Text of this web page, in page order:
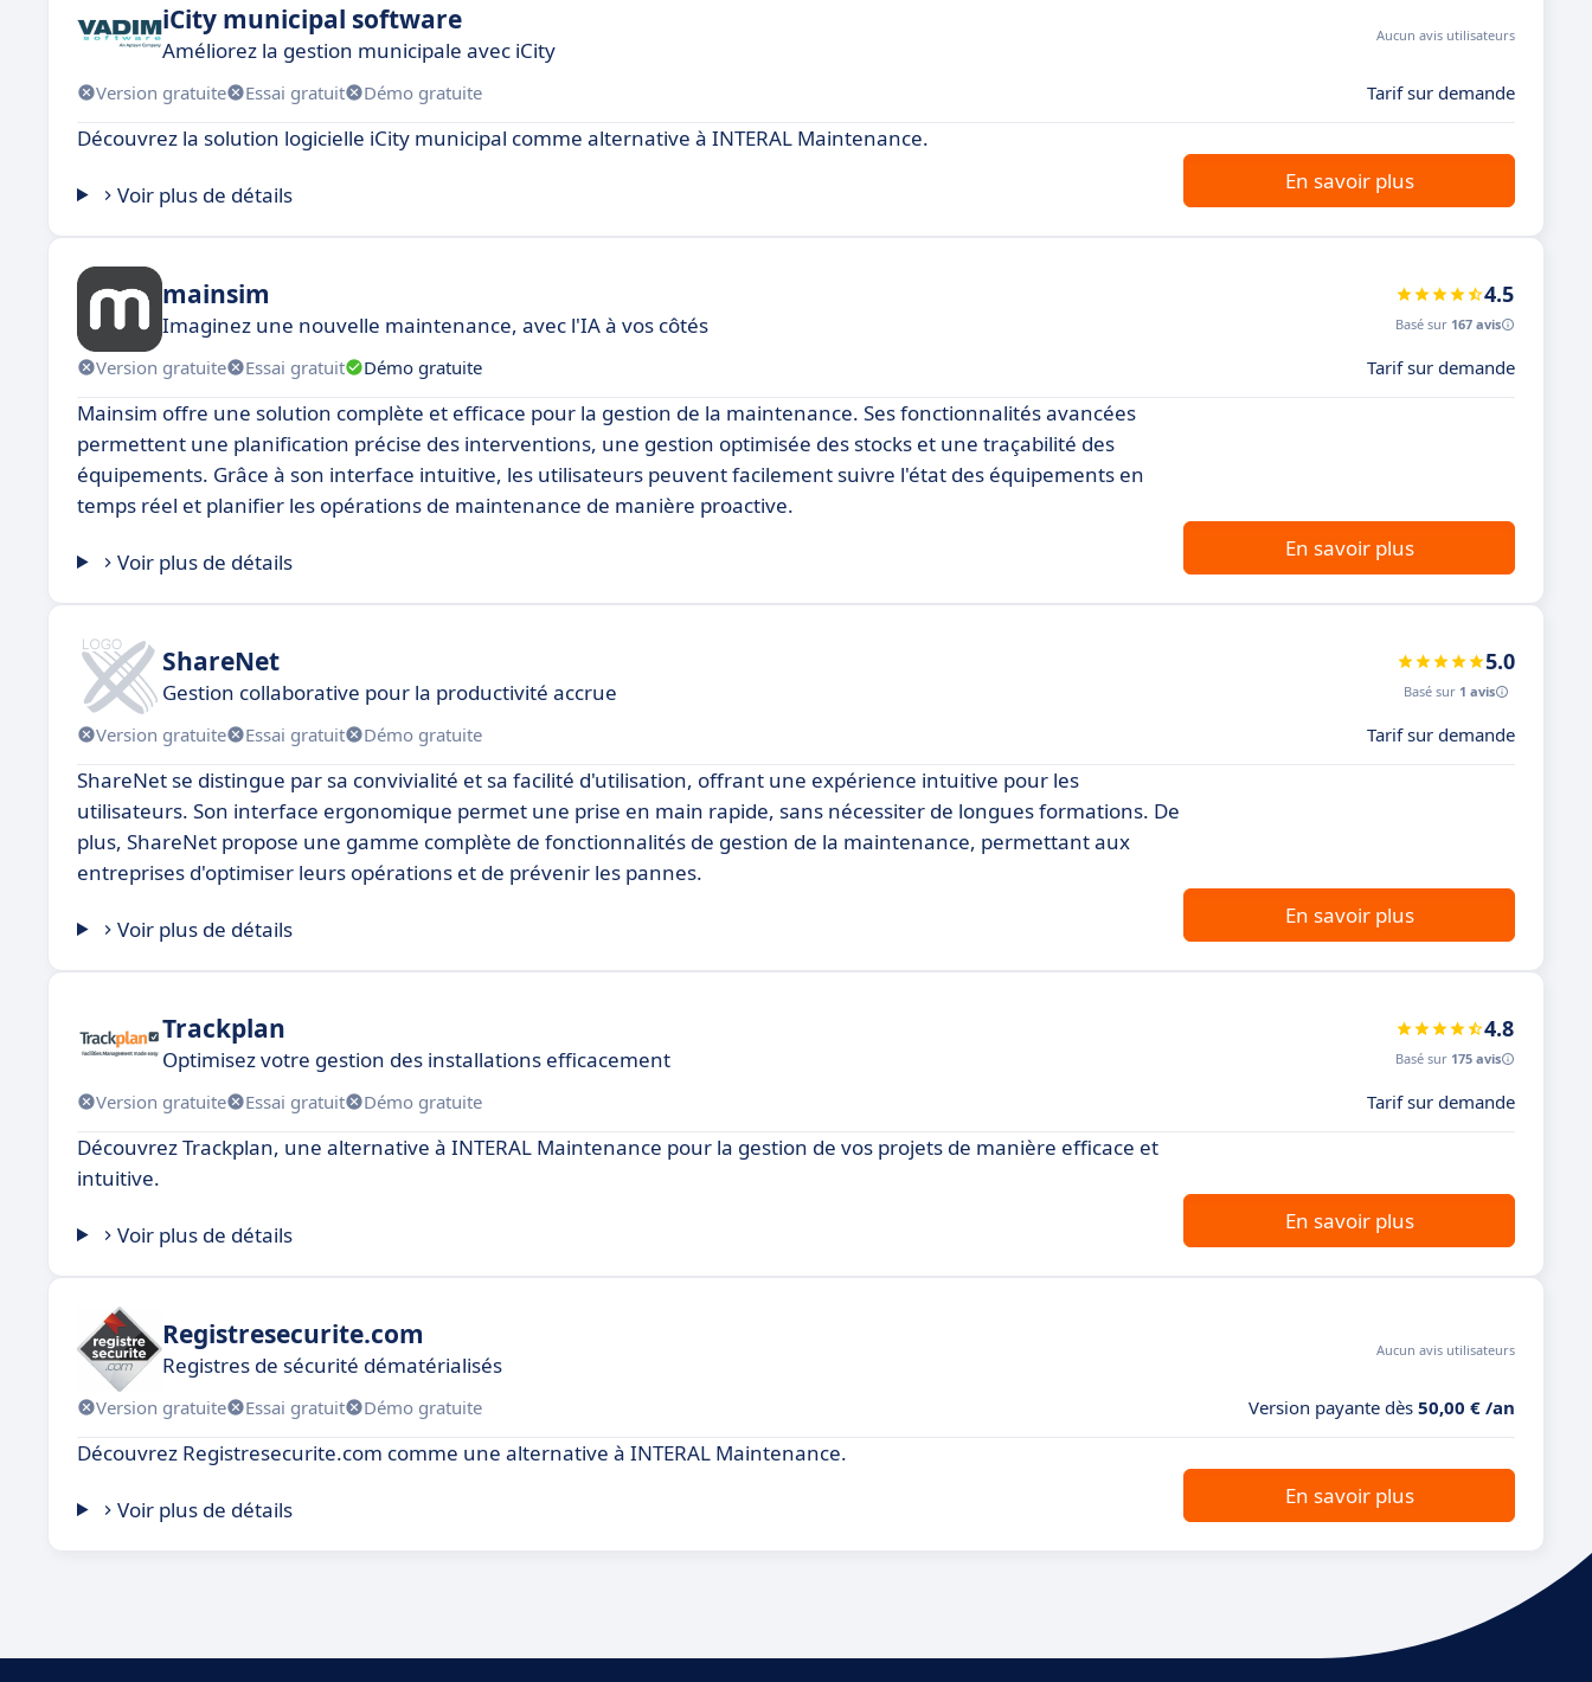
iCity municipal software
Améliorez la gestion municipale avec iCity
Aucun avis utilisateurs
Version gratuite Essai gratuit Démo gratuite Tarif sur demande
Découvrez la solution logicielle iCity municipal comme alternative à INTERAL Maintenance.
Voir plus de détails
En savoir plus
mainsim
Imaginez une nouvelle maintenance, avec l'IA à vos côtés
4.5
Basé sur 167 avis
Version gratuite Essai gratuit Démo gratuite Tarif sur demande
Mainsim offre une solution complète et efficace pour la gestion de la maintenance. Ses fonctionnalités avancées
permettent une planification précise des interventions, une gestion optimisée des stocks et une traçabilité des
équipements. Grâce à son interface intuitive, les utilisateurs peuvent facilement suivre l'état des équipements en
temps réel et planifier les opérations de maintenance de manière proactive.
Voir plus de détails
En savoir plus
ShareNet
Gestion collaborative pour la productivité accrue
5.0
Basé sur 1 avis
Version gratuite Essai gratuit Démo gratuite Tarif sur demande
ShareNet se distingue par sa convivialité et sa facilité d'utilisation, offrant une expérience intuitive pour les
utilisateurs. Son interface ergonomique permet une prise en main rapide, sans nécessiter de longues formations. De
plus, ShareNet propose une gamme complète de fonctionnalités de gestion de la maintenance, permettant aux
entreprises d'optimiser leurs opérations et de prévenir les pannes.
Voir plus de détails
En savoir plus
Trackplan
Optimisez votre gestion des installations efficacement
4.8
Basé sur 175 avis
Version gratuite Essai gratuit Démo gratuite Tarif sur demande
Découvrez Trackplan, une alternative à INTERAL Maintenance pour la gestion de vos projets de manière efficace et
intuitive.
Voir plus de détails
En savoir plus
Registresecurite.com
Registres de sécurité dématérialisés
Aucun avis utilisateurs
Version gratuite Essai gratuit Démo gratuite Version payante dès 50,00 € /an
Découvrez Registresecurite.com comme une alternative à INTERAL Maintenance.
Voir plus de détails
En savoir plus